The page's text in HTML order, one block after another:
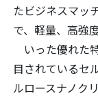
たビジネスマッ
で、軽量、高強
いった優れた
目されているセ
ルロースナノク